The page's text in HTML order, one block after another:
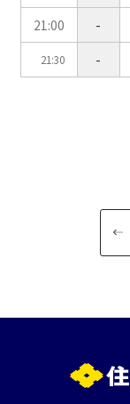
21:00
-
21:30 -